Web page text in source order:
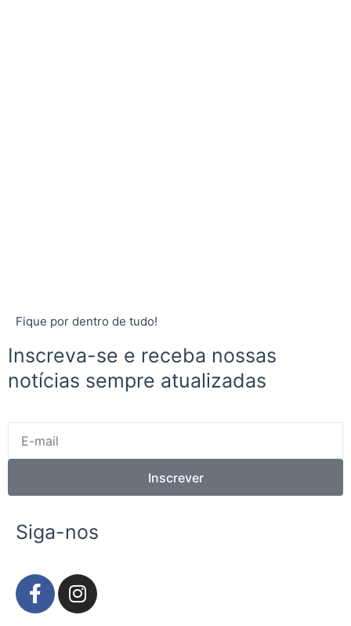
Fique por dentro de tudo!
Inscreva-se e receba nossas
notícias sempre atualizadas
mail
Inscrever
Siga-nos
F
a
I
n